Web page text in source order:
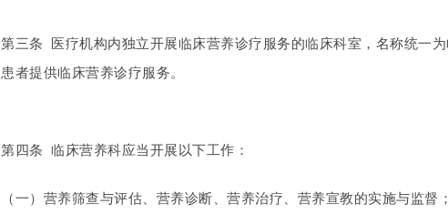
第三条 医疗机构内独立开展临床营养诊疗服务的临床科室，名称统一
患者提供临床营养诊疗服务。
第四条 临床营养科应当开展以下工作：
（一）营养筛查与评估、营养诊断、营养治疗、营养宣教的实施与监督；